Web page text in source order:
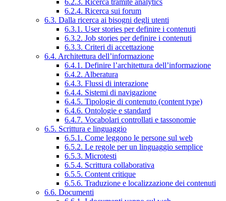
6.2.3. Ricerca tramite analytics
6.2.4. Ricerca sui forum
6.3. Dalla ricerca ai bisogni degli utenti
6.3.1. User stories per definire i contenuti
6.3.2. Job stories per definire i contenuti
6.3.3. Criteri di accettazione
6.4. Architettura dell’informazione
6.4.1. Definire l’architettura dell’informazione
6.4.2. Alberatura
6.4.3. Flussi di interazione
6.4.4. Sistemi di navigazione
6.4.5. Tipologie di contenuto (content type)
6.4.6. Ontologie e standard
6.4.7. Vocabolari controllati e tassonomie
6.5. Scrittura e linguaggio
6.5.1. Come leggono le persone sul web
6.5.2. Le regole per un linguaggio semplice
6.5.3. Microtesti
6.5.4. Scrittura collaborativa
6.5.5. Content critique
6.5.6. Traduzione e localizzazione dei contenuti
6.6. Documenti